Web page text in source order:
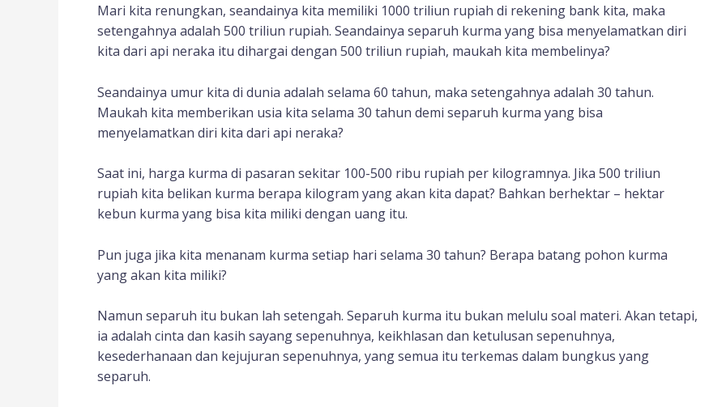
Mari kita renungkan, seandainya kita memiliki 1000 triliun rupiah di rekening bank kita, maka
setengahnya adalah 500 triliun rupiah. Seandainya separuh kurma yang bisa menyelamatkan diri
kita dari api neraka itu dihargai dengan 500 triliun rupiah, maukah kita membelinya?
Seandainya umur kita di dunia adalah selama 60 tahun, maka setengahnya adalah 30 tahun.
Maukah kita memberikan usia kita selama 30 tahun demi separuh kurma yang bisa
menyelamatkan diri kita dari api neraka?
Saat ini, harga kurma di pasaran sekitar 100-500 ribu rupiah per kilogramnya. Jika 500 triliun
rupiah kita belikan kurma berapa kilogram yang akan kita dapat? Bahkan berhektar – hektar
kebun kurma yang bisa kita miliki dengan uang itu.
Pun juga jika kita menanam kurma setiap hari selama 30 tahun? Berapa batang pohon kurma
yang akan kita miliki?
Namun separuh itu bukan lah setengah. Separuh kurma itu bukan melulu soal materi. Akan tetapi,
ia adalah cinta dan kasih sayang sepenuhnya, keikhlasan dan ketulusan sepenuhnya,
kesederhanaan dan kejujuran sepenuhnya, yang semua itu terkemas dalam bungkus yang
separuh.